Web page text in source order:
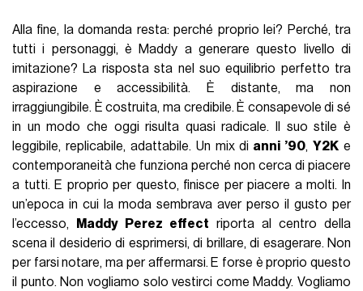
Alla fine, la domanda resta: perché proprio lei? Perché, tra
tutti i personaggi, è Maddy a generare questo livello di
imitazione? La risposta sta nel suo equilibrio perfetto tra
aspirazione e accessibilità. È distante, ma non
irraggiungibile. È costruita, ma credibile. È consapevole di sé
in un modo che oggi risulta quasi radicale. Il suo stile è
leggibile, replicabile, adattabile. Un mix di anni ’90,Y2K e
contemporaneità che funziona perché non cerca di piacere
a tutti. E proprio per questo, finisce per piacere a molti. In
un’epoca in cui la moda sembrava aver perso il gusto per
l’eccesso,
Maddy Perez effect riporta al centro della
scena il desiderio di esprimersi, di brillare, di esagerare. Non
per farsi notare, ma per affermarsi. E forse è proprio questo
il punto. Non vogliamo solo vestirci come Maddy. Vogliamo